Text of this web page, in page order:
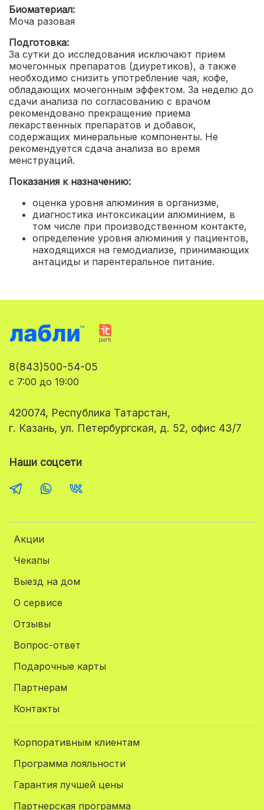
Биоматериал:
Моча разовая
Подготовка:
За сутки до исследования исключают прием
мочегонных препаратов (диуретиков), а также
необходимо снизить употребление чая, кофе,
обладающих мочегонным эффектом. За неделю до
сдачи анализа по согласованию с врачом
рекомендовано прекращение приема
лекарственных препаратов и добавок,
содержащих минеральные компоненты. Не
рекомендуется сдача анализа во время
менструаций.
Показания к назначению:
оценка уровня алюминия в организме,
диагностика интоксикации алюминием, в
том числе при производственном контакте,
определение уровня алюминия у пациентов,
находящихся на гемодиализе, принимающих
антациды и парентеральное питание.
Акции
Чекапы
Выезд на дом
О сервисе
Отзывы
Вопрос-ответ
Подарочные карты
Партнерам
Контакты
Корпоративным клиентам
Программа лояльности
Гарантия лучшей цены
Партнерская программа
8(843)500-54-05
с 7:00 до 19:00
420074, Республика Татарстан,
г. Казань, ул. Петербургская, д. 52, офис 43/7
Наши соцсети